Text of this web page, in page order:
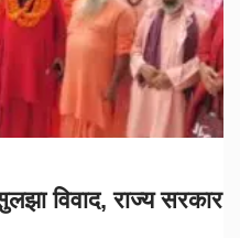
विवाद, राज्य सरकार